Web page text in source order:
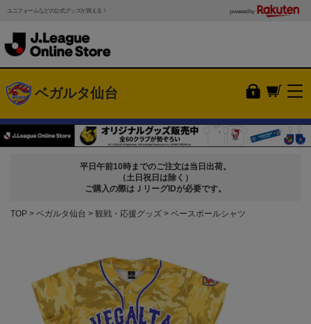
ユニフォームなどの公式グッズが買える！ powered by
ベガルタ仙台
平日午前10時までのご注文は当日出荷。
（土日祝日は除く）
ご購入の際はＪリーグIDが必要です。
TOP ベガルタ仙台 観戦・応援グッズ ベースボールシャツ